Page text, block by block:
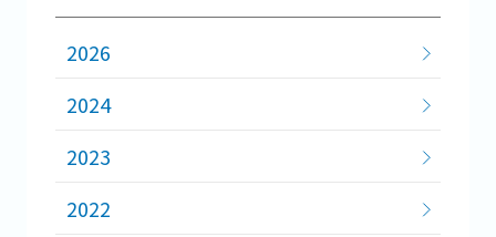
2026
2024
2023
2022